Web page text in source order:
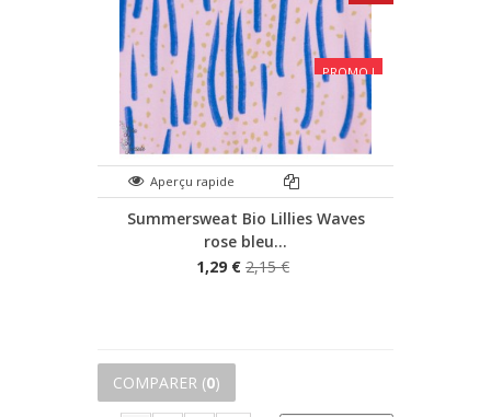
PROMO !
Aperçu rapide
Summersweat Bio Lillies Waves
rose bleu...
1,29 € 2,15 €
COMPARER (0)